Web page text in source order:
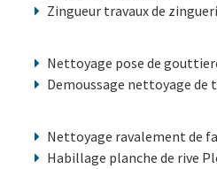
Zingueur travaux de
Nettoyage pose de
Demoussage nettoyage de
Nettoyage ravalement de
Habillage planche de rive